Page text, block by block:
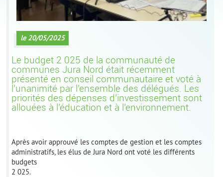
le 20/05/2025
Le budget 2 025 de la communauté de
communes Jura Nord était récemment
présenté en conseil communautaire et voté à
l’unanimité par l’ensemble des délégués. Les
priorités des dépenses d’investissement sont
allouées à l’éducation et à l’environnement.
Après avoir approuvé les comptes de gestion et les comptes
administratifs, les élus de Jura Nord ont voté les différents
budgets
2 025.